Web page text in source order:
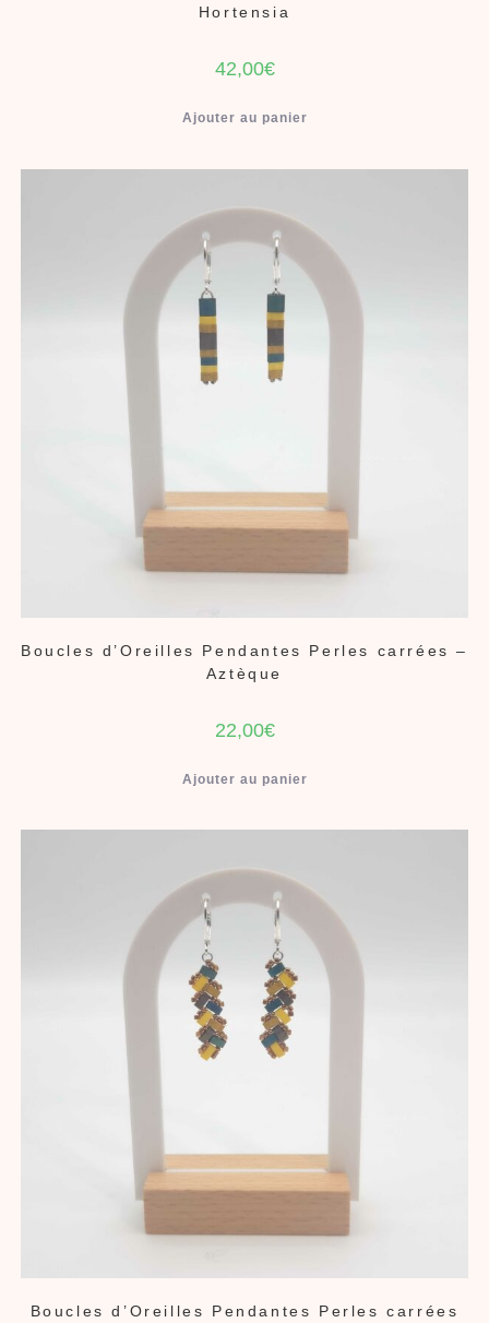
Hortensia
42,00€
Ajouter au panier
Boucles d’Oreilles Pendantes Perles carrées –
Aztèque
22,00€
Ajouter au panier
Boucles d’Oreilles Pendantes Perles carrées